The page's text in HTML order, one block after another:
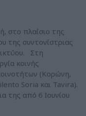
στο πλαίσιο της
της συντονίστριας
Στη
κοινής
(Κορώνη,
Soria και Tavira).
της από 6 Ιουνίου